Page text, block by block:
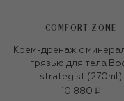
COMFORT ZONE
Крем-дренаж с
грязью для тела
strategist (270ml)
10 880 ₽